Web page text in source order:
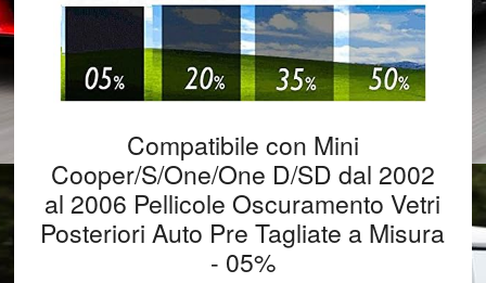
Compatibile con Mini
Cooper/S/One/One D/SD dal 2002
al 2006 Pellicole Oscuramento Vetri
Posteriori Auto Pre Tagliate a Misura
- 05%